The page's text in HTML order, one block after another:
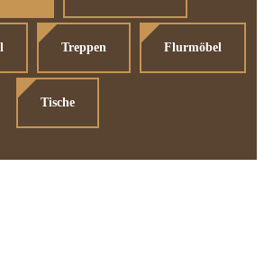
Treppen Flurmöbel
Tische